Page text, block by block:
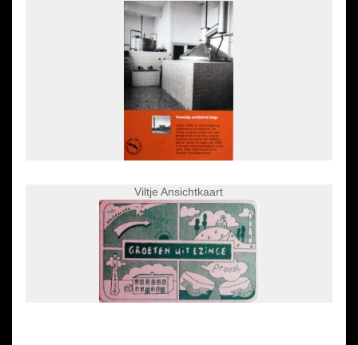
Viltje Ansichtkaart